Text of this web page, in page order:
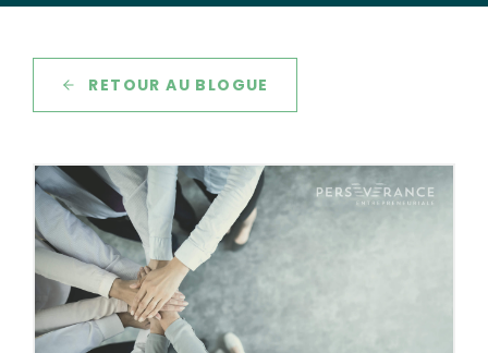
RETOUR AU BLOGUE